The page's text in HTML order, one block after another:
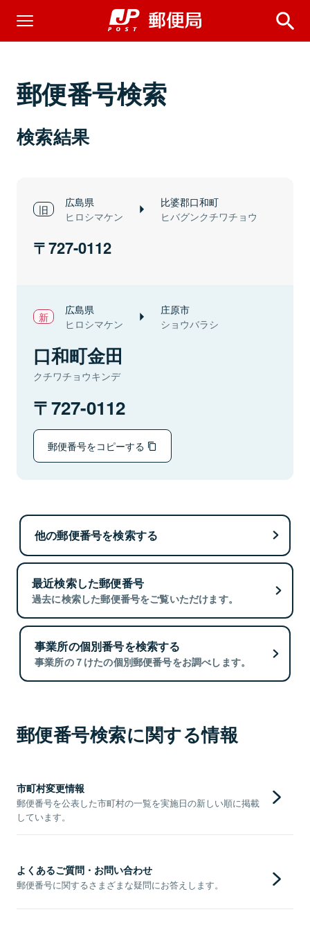
郵便番号検索
検索結果
広島県
ヒロシマケン
比婆郡口和町
ヒバグンクチワチョウ
727-0112
広島県
ヒロシマケン
庄原市
ショウバラシ
口和町金田
クチワチョウキンデ
727-0112
郵便番号をコピーする
他の郵便番号を検索する
最近検索した郵便番号
過去に検索した郵便番号をご覧いただけます。
事業所の個別番号を検索する
事業所の７けたの個別郵便番号をお調べします。
郵便番号検索に関する情報
市町村変更情報
郵便番号を公表した市町村の一覧を実施日の新しい順に掲載
しています。
よくあるご質問・お問い合わせ
郵便番号に関するさまざまな疑問にお答えします。